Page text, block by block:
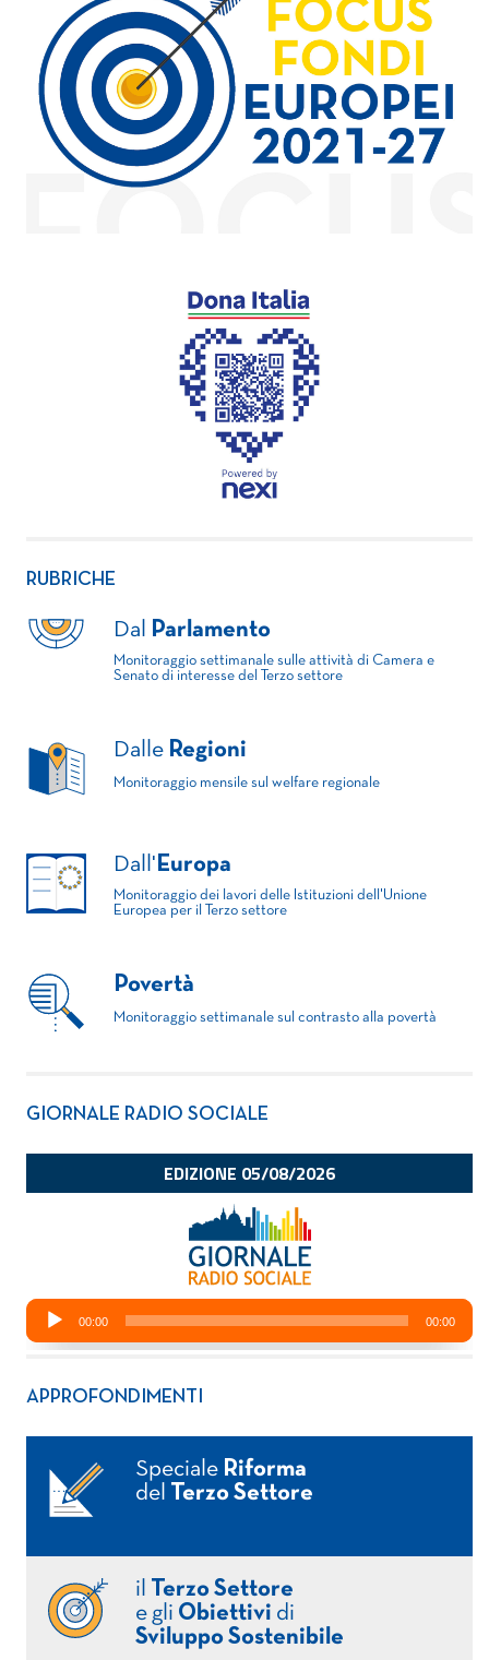
RUBRICHE
Dal Parlamento
Monitoraggio settimanale sulle attività di Camera e
Senato di interesse del Terzo settore
Dalle Regioni
Monitoraggio mensile sul welfare regionale
Dall' Europa
Monitoraggio dei lavori delle Istituzioni dell'Unione
Europea per il Terzo settore
Povertà
Monitoraggio settimanale sul contrasto alla povertà
GIORNALE RADIO SOCIALE
APPROFONDIMENTI
Speciale Riforma
del
Terzo Settore
il
Terzo Settore
e gli Obiettivi di
Sviluppo Sostenibile